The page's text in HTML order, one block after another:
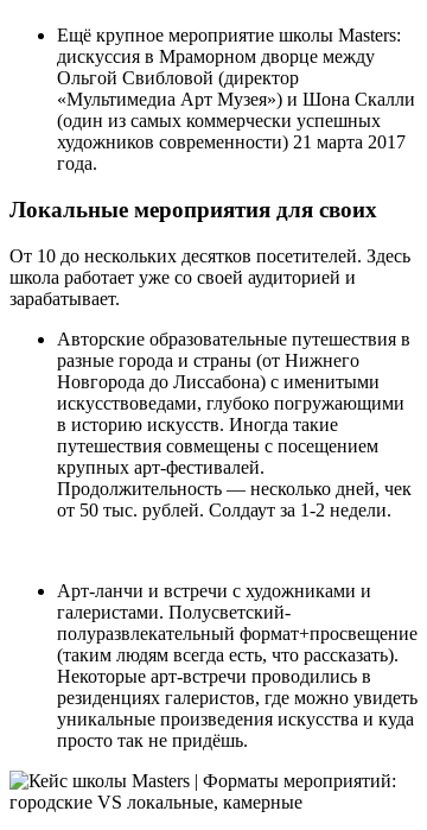
Ещё крупное мероприятие школы Masters:
дискуссия в Мраморном дворце между
Ольгой Свибловой (директор
«Мультимедиа Арт Музея») и Шона Скалли
(один из самых коммерчески успешных
художников современности) 21 марта 2017
года.
Локальные мероприятия для своих
От 10 до нескольких десятков посетителей. Здесь
школа работает уже со своей аудиторией и
зарабатывает.
Авторские образовательные путешествия в
разные города и страны (от Нижнего
Новгорода до Лиссабона) с именитыми
искусствоведами, глубоко погружающими
в историю искусств. Иногда такие
путешествия совмещены с посещением
крупных арт-фестивалей.
Продолжительность — несколько дней, чек
от 50 тыс. рублей. Солдаут за 1-2 недели.
Арт-ланчи и встречи с художниками и
галеристами. Полусветский-
полуразвлекательный формат+просвещение
(таким людям всегда есть, что рассказать).
Некоторые арт-встречи проводились в
резиденциях галеристов, где можно увидеть
уникальные произведения искусства и куда
просто так не придёшь.